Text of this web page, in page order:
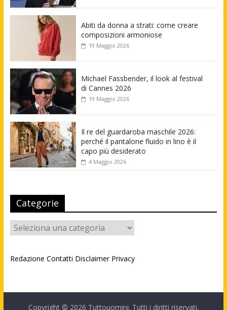
Abiti da donna a strati: come creare
composizioni armoniose
19 Maggio 2026
Michael Fassbender, il look al festival
di Cannes 2026
19 Maggio 2026
Il re del guardaroba maschile 2026:
perché il pantalone fluido in lino è il
capo più desiderato
4 Maggio 2026
Categorie
Categorie
Redazione Contatti Disclaimer Privacy
Copyright © 2026 Tuttouomini. Tutti i diritti riservati.